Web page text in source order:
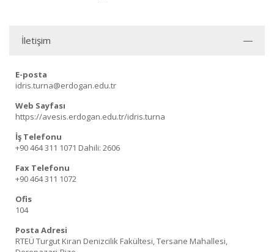
İletişim
E-posta
idris.turna@erdogan.edu.tr
Web Sayfası
https://avesis.erdogan.edu.tr/idris.turna
İş Telefonu
+90 464 311 1071 Dahili: 2606
Fax Telefonu
+90 464 311 1072
Ofis
104
Posta Adresi
RTEÜ Turgut Kıran Denizcilik Fakültesi, Tersane Mahallesi,